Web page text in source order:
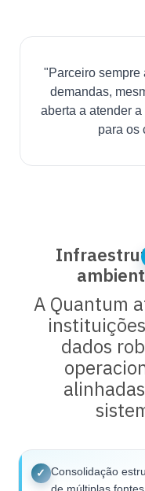
"Parceiro sempre
demandas,
aberta a atender
para os
A Quantum
dados
✓ Consolidação